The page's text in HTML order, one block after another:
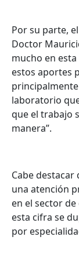
Por su parte,
Doctor
mucho en
estos aportes
laboratorio
que el trabajo
manera”.
Cabe
una atención
en el sector
esta cifra se
por